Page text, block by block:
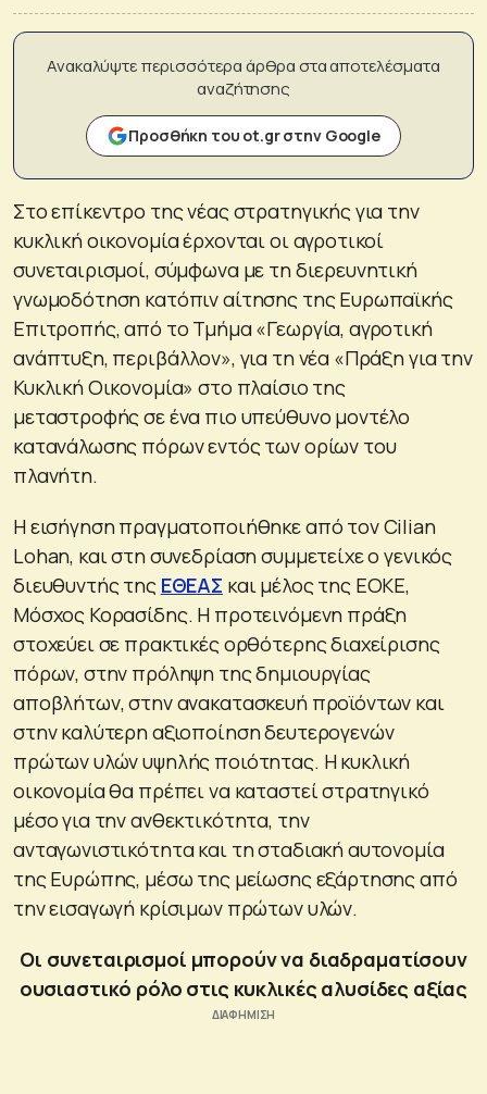
Ανακαλύψτε περισσότερα άρθρα στα αποτελέσματα
αναζήτησης
Προσθήκη του ot.gr στην Google
Στο επίκεντρο της νέας στρατηγικής για την
κυκλική οικονομία έρχονται οι αγροτικοί
συνεταιρισμοί, σύμφωνα με τη διερευνητική
γνωμοδότηση κατόπιν αίτησης της Ευρωπαϊκής
Επιτροπής, από το Τμήμα «Γεωργία, αγροτική
ανάπτυξη, περιβάλλον», για τη νέα «Πράξη για την
Κυκλική Οικονομία» στο πλαίσιο της
μεταστροφής σε ένα πιο υπεύθυνο μοντέλο
κατανάλωσης πόρων εντός των ορίων του
πλανήτη.
Η εισήγηση πραγματοποιήθηκε από τον Cilian
Lohan, και στη συνεδρίαση συμμετείχε ο γενικός
διευθυντής της ΕΘΕΑΣ και μέλος της ΕΟΚΕ,
Μόσχος Κορασίδης. Η προτεινόμενη πράξη
στοχεύει σε πρακτικές ορθότερης διαχείρισης
πόρων, στην πρόληψη της δημιουργίας
αποβλήτων, στην ανακατασκευή προϊόντων και
στην καλύτερη αξιοποίηση δευτερογενών
πρώτων υλών υψηλής ποιότητας. Η κυκλική
οικονομία θα πρέπει να καταστεί στρατηγικό
μέσο για την ανθεκτικότητα, την
ανταγωνιστικότητα και τη σταδιακή αυτονομία
της Ευρώπης, μέσω της μείωσης εξάρτησης από
την εισαγωγή κρίσιμων πρώτων υλών.
Oι συνεταιρισμοί μπορούν να διαδραματίσουν
ουσιαστικό ρόλο στις κυκλικές αλυσίδες αξίας